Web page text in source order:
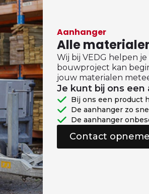
Aanhanger
Alle
Wij bij VEDG helpen
bouwproject kan
jouw materialen
Je kunt bij ons een
Bij ons een product
De aanhanger zo
De aanhanger
Contact